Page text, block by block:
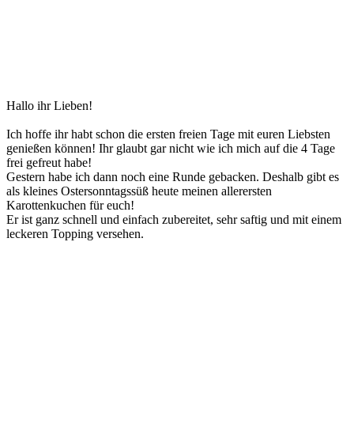
Hallo ihr Lieben!
Ich hoffe ihr habt schon die ersten freien Tage mit euren Liebsten
genießen können! Ihr glaubt gar nicht wie ich mich auf die 4 Tage
frei gefreut habe!
Gestern habe ich dann noch eine Runde gebacken. Deshalb gibt es
als kleines Ostersonntagssüß heute meinen allerersten
Karottenkuchen für euch!
Er ist ganz schnell und einfach zubereitet, sehr saftig und mit einem
leckeren Topping versehen.